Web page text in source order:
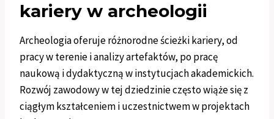
kariery w archeologii
Archeologia oferuje różnorodne ścieżki kariery, od
pracy w terenie i analizy artefaktów, po pracę
naukową i dydaktyczną w instytucjach akademickich.
Rozwój zawodowy w tej dziedzinie często wiąże się z
ciągłym kształceniem i uczestnictwem w projektach